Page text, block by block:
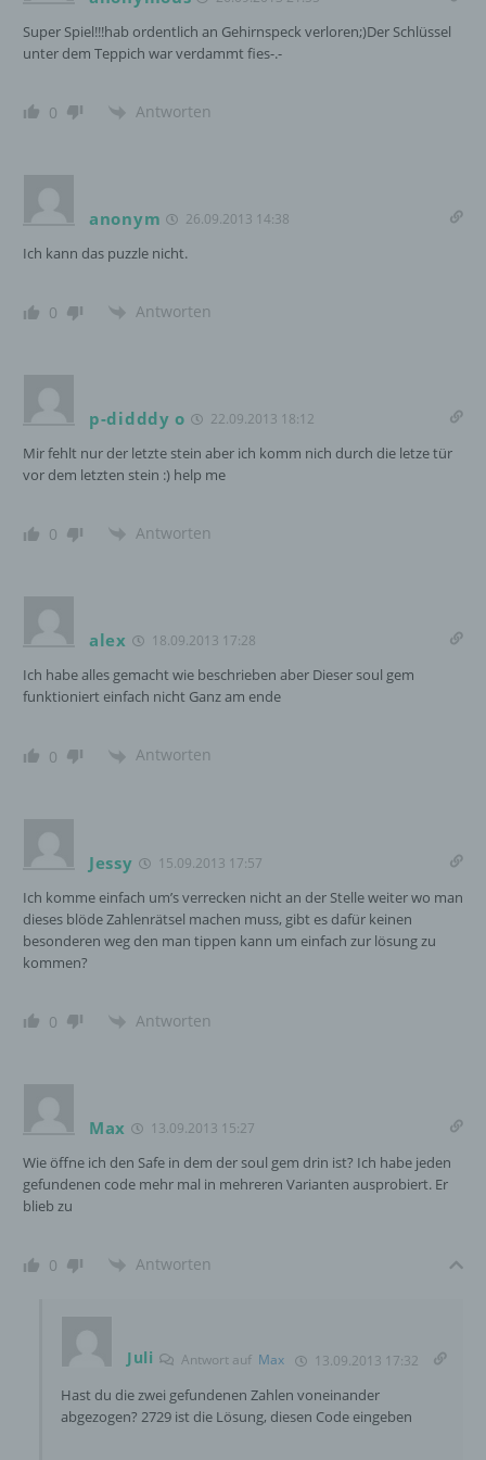
Super Spiel!!!hab ordentlich an Gehirnspeck verloren;)Der Schlüssel
unter dem Teppich war verdammt fies-.-
0 Antworten
anonym 26.09.2013 14:38
Ich kann das puzzle nicht.
0 Antworten
p-didddy o 22.09.2013 18:12
Mir fehlt nur der letzte stein aber ich komm nich durch die letze tür
vor dem letzten stein :) help me
0 Antworten
alex 18.09.2013 17:28
Ich habe alles gemacht wie beschrieben aber Dieser soul gem
funktioniert einfach nicht Ganz am ende
0 Antworten
Jessy 15.09.2013 17:57
Ich komme einfach um’s verrecken nicht an der Stelle weiter wo man
dieses blöde Zahlenrätsel machen muss, gibt es dafür keinen
besonderen weg den man tippen kann um einfach zur lösung zu
kommen?
0 Antworten
Max 13.09.2013 15:27
Wie öffne ich den Safe in dem der soul gem drin ist? Ich habe jeden
gefundenen code mehr mal in mehreren Varianten ausprobiert. Er
blieb zu
0 Antworten
Juli Antwort auf Max 13.09.2013 17:32
Hast du die zwei gefundenen Zahlen voneinander
abgezogen? 2729 ist die Lösung, diesen Code eingeben
Empfänger ist eine natürliche oder juristische
Person, Behörde, Einrichtung oder andere
es sich bei ihr um einen Dritten handelt oder
Mitgliedstaaten möglicherweise
personenbezogene Daten erhalten, gelten
jedoch nicht als Empfänger.
Stelle außer der betroffenen Person, dem
Verantwortlichen, dem Auftragsverarbeiter
und den Personen, die unter der
unmittelbaren Verantwortung des
Auftragsverarbeiters befugt sind, die
Einwilligung ist jede von der betroffenen
Person freiwillig für den bestimmten Fall in
einer Erklärung oder einer sonstigen
ist.
Name und Anschrift des für die Verarbeitung
Verantwortlichen
Verantwortlicher im Sinne der Datenschutz-
Schlehenweg 20
Cookies / SessionStorage / LocalStorage
Die Internetseiten verwenden teilweise so
genannte Cookies, LocalStorage und